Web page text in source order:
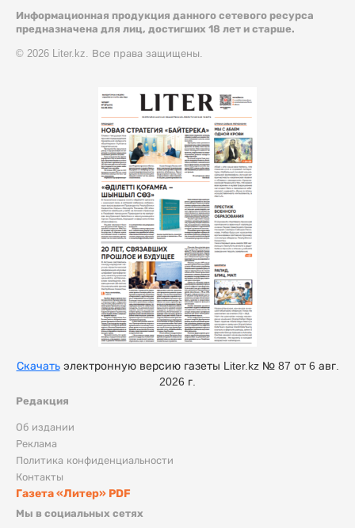
Информационная продукция данного сетевого ресурса
предназначена для лиц, достигших 18 лет и старше.
© 2026 Liter.kz. Все права защищены.
Редакция
Об издании
Реклама
Политика конфиденциальности
Контакты
Газета «Литер» PDF
Мы в социальных сетях
Скачатьэлектронную версию газеты Liter.kz № 87 от 6 авг.
2026 г.